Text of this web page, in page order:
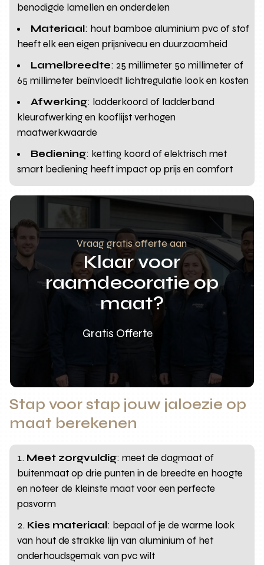
benodigde lamellen en onderdelen
Materiaal: hout bamboe aluminium pvc of stof
heeft elk een eigen prijsniveau en duurzaamheid
Lamelbreedte: 25 millimeter 50 millimeter of
65 millimeter beïnvloedt lichtregulatie look en kosten
Afwerking: ladderkoord of ladderband
kleurafwerking en kooflijst verhogen
maatwerkwaarde
Bediening: ketting koord of elektrisch met
smart bediening heeft impact op prijs en comfort
Vraag gratis offerte aan
Klaar voor
raamdecoratie op
maat?
Gratis Offerte
Stap voor stap jouw jaloezie op
maat berekenen
Meet zorgvuldig: meet de dagmaat of
buitenmaat op drie punten in de breedte en hoogte
en noteer de kleinste maat voor een perfecte
pasvorm
Kies materiaal: bepaal of je de warme look
van hout de strakke lijn van aluminium of het
onderhoudsgemak van pvc wilt